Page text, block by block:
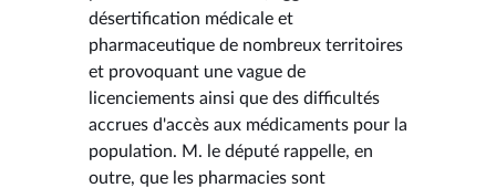
désertification médicale et
pharmaceutique de nombreux territoires
et provoquant une vague de
licenciements ainsi que des difficultés
accrues d'accès aux médicaments pour la
population. M. le député rappelle, en
outre, que les pharmacies sont